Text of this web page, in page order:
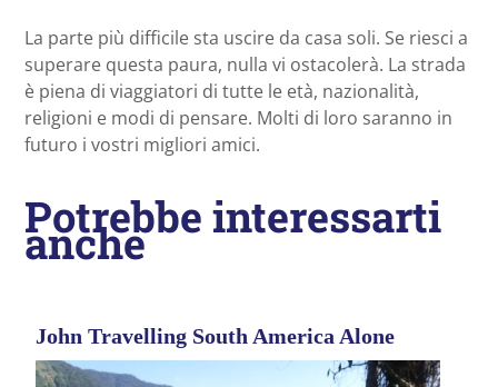
La parte più difficile sta uscire da casa soli. Se riesci a
superare questa paura, nulla vi ostacolerà. La strada
è piena di viaggiatori di tutte le età, nazionalità,
religioni e modi di pensare. Molti di loro saranno in
futuro i vostri migliori amici.
Potrebbe interessarti
anche
John Travelling South America Alone